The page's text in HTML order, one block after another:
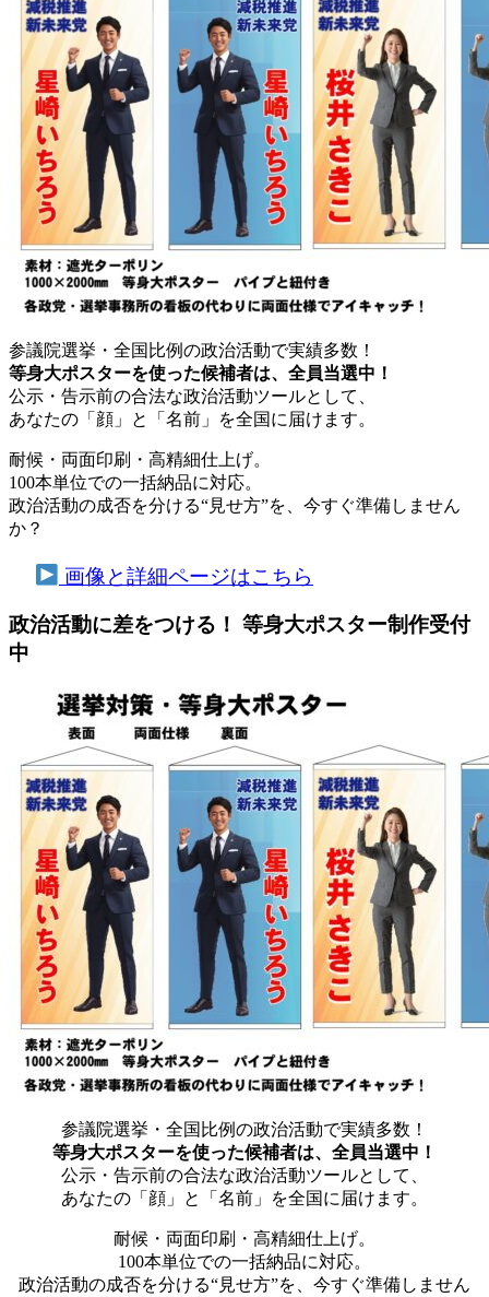
参議院選挙・全国比例の政治活動で実績多数！
等身大ポスターを使った候補者は、全員当選中！
公示・告示前の合法な政治活動ツールとして、
あなたの「顔」と「名前」を全国に届けます。
耐候・両面印刷・高精細仕上げ。
100本単位での一括納品に対応。
政治活動の成否を分ける“見せ方”を、今すぐ準備しません
か？
画像と詳細ページはこちら
政治活動に差をつける！ 等身大ポスター制作受付
中
参議院選挙・全国比例の政治活動で実績多数！
等身大ポスターを使った候補者は、全員当選中！
公示・告示前の合法な政治活動ツールとして、
あなたの「顔」と「名前」を全国に届けます。
耐候・両面印刷・高精細仕上げ。
100本単位での一括納品に対応。
政治活動の成否を分ける“見せ方”を、今すぐ準備しません